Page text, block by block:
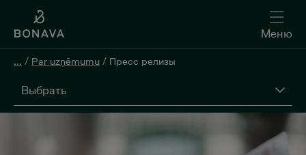
Меню
... / Par uzņēmumu / Пресс релизы
Выбрать